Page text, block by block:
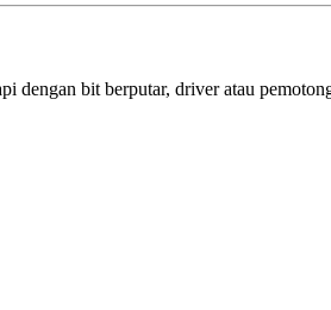
dengan bit berputar, driver atau